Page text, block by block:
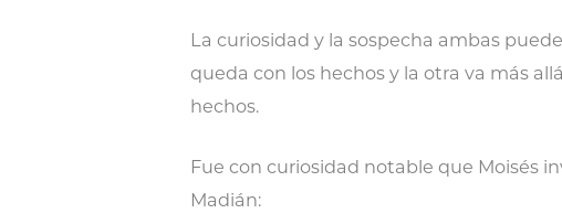
La curiosidad y la sospecha ambas
queda con los hechos y la otra va más
hechos.
Fue con curiosidad notable que Moisés
Madián: